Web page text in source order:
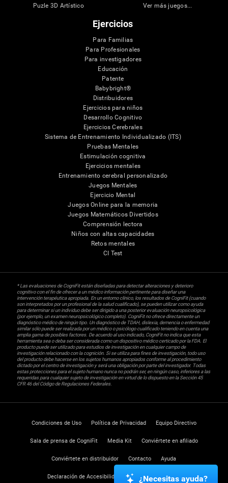
Puzle 3D Artístico
Ver más juegos...
Ejercicios
Para Familias
Para Profesionales
Para investigadores
Educación
Patente
Babybright®
Distribuidores
Ejercicios para niños
Desarrollo Cognitivo
Ejercicios Cerebrales
Sistema de Entrenamiento Individualizado (ITS)
Pruebas Mentales
Estimulación cognitiva
Ejercicios mentales
Entrenamiento cerebral personalizado
Juegos Mentales
Ejercicio Mental
Juegos Online para la memoria
Juegos Matemáticos Divertidos
Comprensión lectora
Niños con altas capacidades
Retos mentales
CI Test
* Las evaluaciones de CogniFit están diseñadas para detectar alteraciones y deterioro
cognitivo con el fin de ofrecer a un médico información pertinente para diseñar una
intervención terapéutica apropiada. En un entorno clínico, los resultados de CogniFit (cuando
son interpretados por un profesional de la salud cualificado), se pueden utilizar como ayuda
para determinar si un individuo debe ser dirigido a una posterior evaluación neuropsicológica
(por ejemplo, un examen neuropsicológico completo). CogniFit no ofrece directamente un
diagnóstico médico de ningún tipo. Un diagnóstico de TDAH, dislexia, demencia o enfermedad
similar sólo puede ser realizada por un médico o psicólogo cualificado teniendo en cuenta una
amplia gama de posibles factores. De acuerdo al uso indicado, CogniFit no indica que esta
herramienta sea o deba ser considerada como un dispositivo médico certicado por la FDA. El
producto puede ser utilizado para estudios de investigación en cualquier campo de
investigación relacionado con la cognición. Si se utiliza para fines de investigación, todo uso
del producto debe hacerse en los sujetos humanos apropiados conforme al procedimiento
dictado por el centro de investigación y será una obligación por parte del investigador. Todas
estas protecciones para el sujeto humano nunca no podrán ser, en ningún caso, inferiores a las
requeridas para cualquier sujeto de investigación en virtud de lo dispuesto en la Sección 45
CFR 46 del Código de Regulaciones Federales.
Condiciones de Uso Política de Privacidad Equipo Directivo
Sala de prensa de CogniFit Media Kit Conviértete en afiliado
Conviértete en distribuidor Contacto Ayuda
Declaración de Accesibilidad Centro de Confianza
¿Necesitas ayuda?